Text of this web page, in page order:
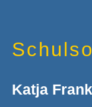
Katja